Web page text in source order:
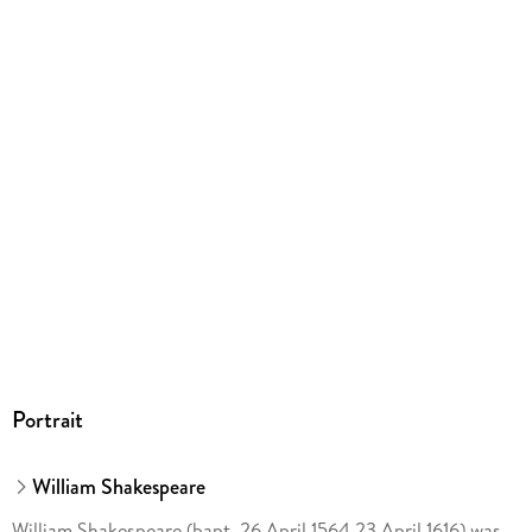
Portrait
William Shakespeare